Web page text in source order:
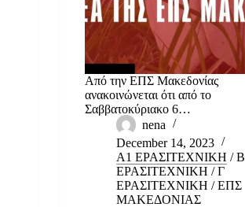
Από την ΕΠΣ Μακεδονίας
ανακοινώνεται ότι από το
Σαββατοκύριακο 6…
nena
December 14, 2023
Α1 ΕΡΑΣΙΤΕΧΝΙΚΗ /Β
ΕΡΑΣΙΤΕΧΝΙΚΗ /Γ
ΕΡΑΣΙΤΕΧΝΙΚΗ /ΕΠΣ
ΜΑΚΕΔΟΝΙΑΣ